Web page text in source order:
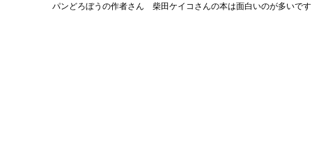
パンどろぼうの作者さん　柴田ケイコさんの本は面白いのが多いで